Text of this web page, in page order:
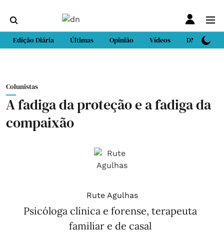
Edição Diária Últimas Opinião Vídeos DN Sport
Colunistas
A fadiga da proteção e a fadiga da
compaixão
Rute Agulhas
Psicóloga clínica e forense, terapeuta
familiar e de casal